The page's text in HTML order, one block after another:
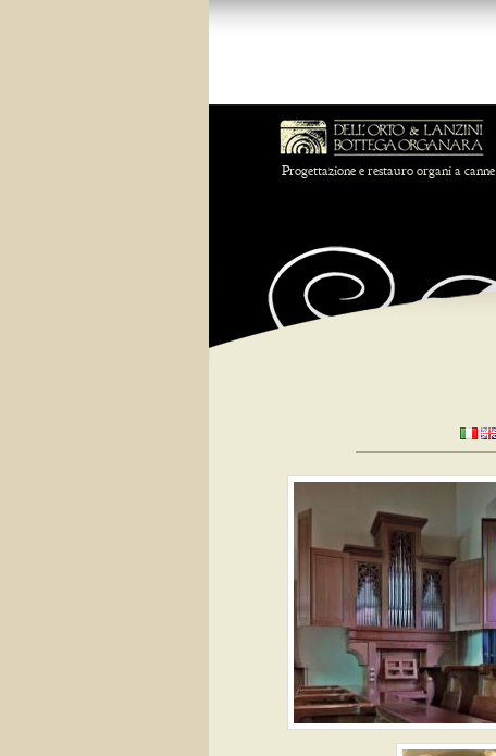
Progettazione e restauro organi a canne